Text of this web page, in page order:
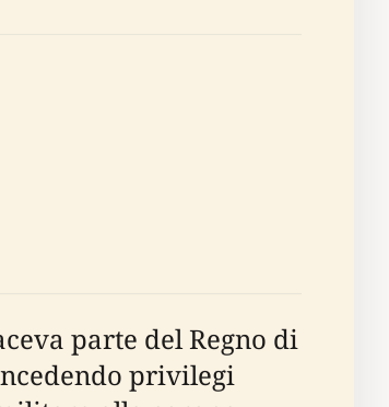
parte del Regno di
privilegi